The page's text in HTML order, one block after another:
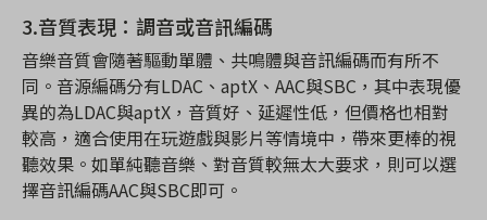
3.音質表現：調音或音訊編碼
音樂音質會隨著驅動單體、共鳴體與音訊編碼而有所不
同。音源編碼分有LDAC、aptX、AAC與SBC，其中表現優
異的為LDAC與aptX，音質好、延遲性低，但價格也相對
較高，適合使用在玩遊戲與影片等情境中，帶來更棒的視
聽效果。如單純聽音樂、對音質較無太大要求，則可以選
擇音訊編碼AAC與SBC即可。